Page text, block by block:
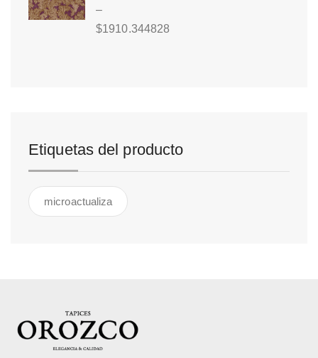
–
$1910.344828
Etiquetas del producto
microactualiza